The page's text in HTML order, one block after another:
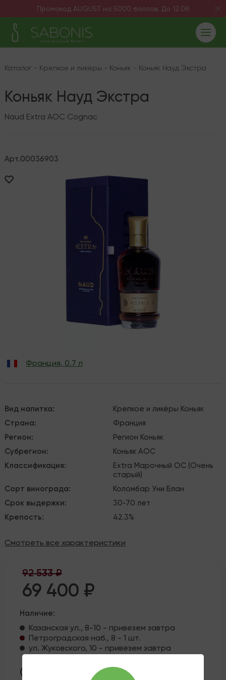
Промокод AUGUST на 5000 баллов. До 12.08
Каталог - Крепкое и ликёры - Коньяк - Коньяк Науд Экстра
Коньяк Науд Экстра
Naud Extra AOC Cognac
Арт.00036903
Франция, 0.7 л
Вид напитка: Крепкое и ликёры Коньяк
Страна:
Франция
Регион:
Регион Коньяк
Субрегион:
Коньяк AOC
Классификация: Extra Марочный ОС (Очень
старый)
Сорт винограда: Коломбар Уни Блан
Срок выдержки:
30-70 лет
Крепость: 42.3%
Смотреть все характеристики
92 533 ₽
69 400 ₽
Наличие:
Казанская ул., 8-10 - привезем завтра
Петроградская наб., 8 - 1 шт.
ул. Жуковского, 10 - привезем завтра
Эта покупка принесет вам